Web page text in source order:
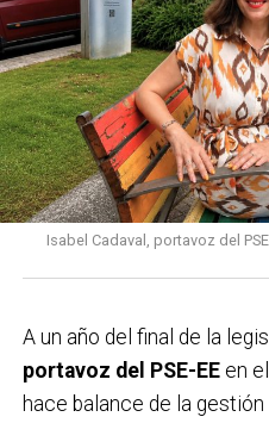
Isabel Cadaval, portavoz del
A un año del final de la
portavoz del PSE-EEen el
hace balance de la